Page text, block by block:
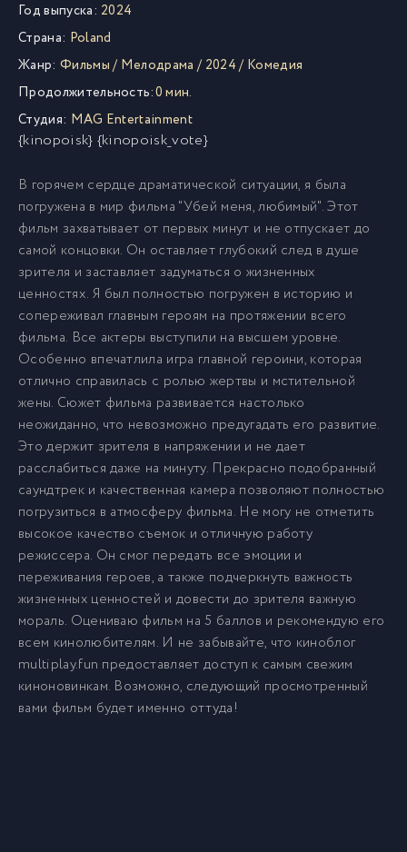
Год выпуска: 2024
Страна: Poland
Жанр: Фильмы/ Мелодрама / 2024/ Комедия
Продолжительность:0 мин.
Студия: MAG Entertainment
{kinopoisk} {kinopoisk_vote}
В горячем сердце драматической ситуации, я была
погружена в мир фильма "Убей меня, любимый". Этот
фильм захватывает от первых минут и не отпускает до
самой концовки. Он оставляет глубокий след в душе
зрителя и заставляет задуматься о жизненных
ценностях. Я был полностью погружен в историю и
сопереживал главным героям на протяжении всего
фильма. Все актеры выступили на высшем уровне.
Особенно впечатлила игра главной героини, которая
отлично справилась с ролью жертвы и мстительной
жены. Сюжет фильма развивается настолько
неожиданно, что невозможно предугадать его развитие.
Это держит зрителя в напряжении и не дает
расслабиться даже на минуту. Прекрасно подобранный
саундтрек и качественная камера позволяют полностью
погрузиться в атмосферу фильма. Не могу не отметить
высокое качество съемок и отличную работу
режиссера. Он смог передать все эмоции и
переживания героев, а также подчеркнуть важность
жизненных ценностей и довести до зрителя важную
мораль. Оцениваю фильм на 5 баллов и рекомендую его
всем кинолюбителям. И не забывайте, что киноблог
multiplay.fun предоставляет доступ к самым свежим
киноновинкам. Возможно, следующий просмотренный
вами фильм будет именно оттуда!